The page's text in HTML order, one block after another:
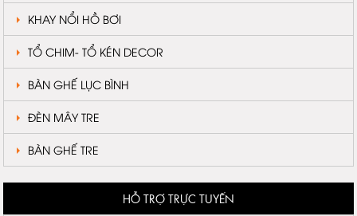
KHAY NỔI HỒ BƠI
TỔ CHIM- TỔ KÉN DECOR
BÀN GHẾ LỤC BÌNH
ĐÈN MÂY TRE
BÀN GHẾ TRE
HỖ TRỢ TRỰC TUYẾN